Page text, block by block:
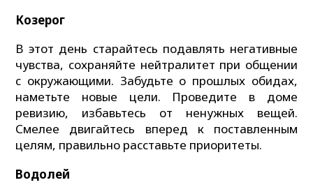
Козерог
В этот день старайтесь подавлять негативные
чувства, сохраняйте нейтралитет при общении
с окружающими. Забудьте о прошлых обидах,
наметьте новые цели. Проведите в доме
ревизию, избавьтесь от ненужных вещей.
Смелее двигайтесь вперед к поставленным
целям, правильно расставьте приоритеты.
Водолей